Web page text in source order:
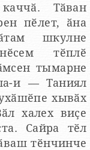
Тӑван
пӗлет, ӑна
шкулне
тӗплӗ
тымарне
и — Таниял
хывӑх
халех виҫе
Сайра тӗл
тӗнчинче